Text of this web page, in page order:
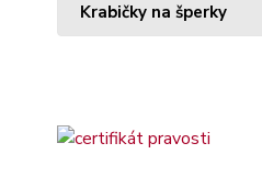
Krabičky na šperky